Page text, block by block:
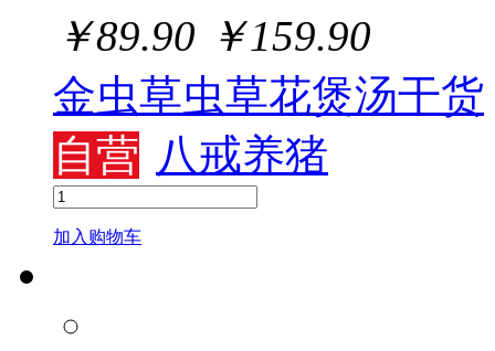
￥89.90 ￥159.90
金虫草虫草花煲汤干货
自营 八戒养猪
加入购物车